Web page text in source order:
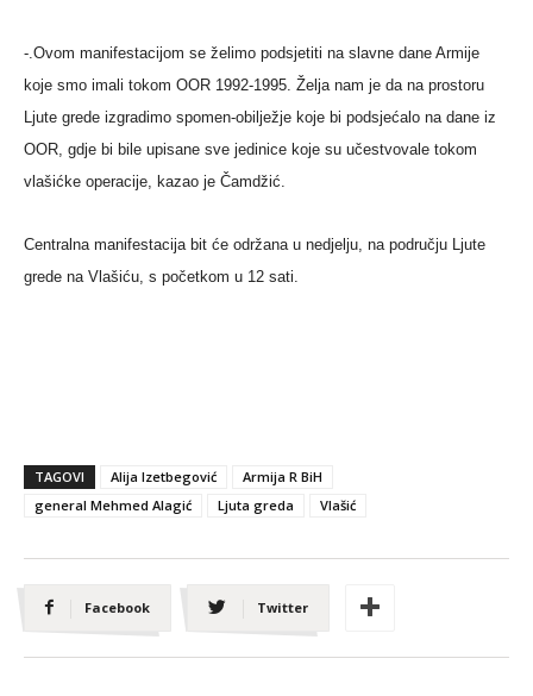
-.Ovom manifestacijom se želimo podsjetiti na slavne dane Armije
koje smo imali tokom OOR 1992-1995. Želja nam je da na prostoru
Ljute grede izgradimo spomen-obilježje koje bi podsjećalo na dane iz
OOR, gdje bi bile upisane sve jedinice koje su učestvovale tokom
vlašićke operacije, kazao je Čamdžić.
Centralna manifestacija bit će održana u nedjelju, na području Ljute
grede na Vlašiću, s početkom u 12 sati.
TAGOVI Alija Izetbegović
Armija R BiH
general Mehmed Alagić
Ljuta greda Vlašić
Facebook Twitter